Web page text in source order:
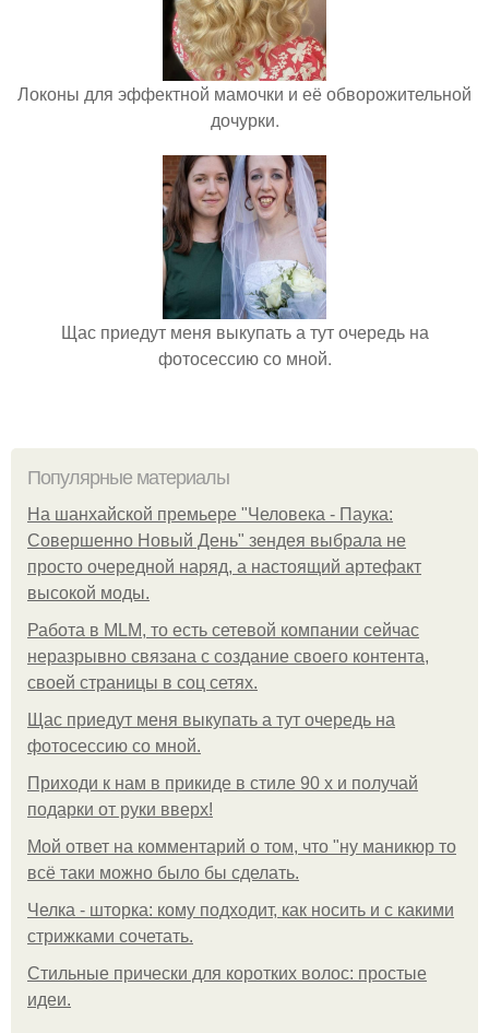
Локоны для эффектной мамочки и её обворожительной
дочурки.
Щас приедут меня выкупать а тут очередь на
фотосессию со мной.
Популярные материалы
На шанхайской премьере "Человека - Паука:
Совершенно Новый День" зендея выбрала не
просто очередной наряд, а настоящий артефакт
высокой моды.
Работа в MLM, то есть сетевой компании сейчас
неразрывно связана с создание своего контента,
своей страницы в соц сетях.
Щас приедут меня выкупать а тут очередь на
фотосессию со мной.
Приходи к нам в прикиде в стиле 90 х и получай
подарки от руки вверх!
Мой ответ на комментарий о том, что "ну маникюр то
всё таки можно было бы сделать.
Челка - шторка: кому подходит, как носить и с какими
стрижками сочетать.
Стильные прически для коротких волос: простые
идеи.